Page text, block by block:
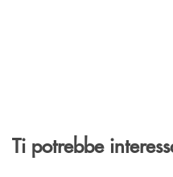
Ti potrebbe